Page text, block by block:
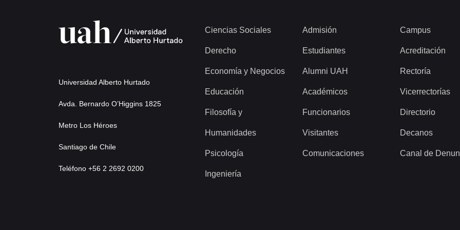
Universidad Alberto Hurtado
Avda. Bernardo O’Higgins 1825
Metro Los Héroes
Santiago de Chile
Teléfono +56 2 2692 0200
Ciencias Sociales
Derecho
Economía y Negocios
Educación
Filosofía y
Humanidades
Psicología
Ingeniería
Admisión
Estudiantes
Alumni UAH
Académicos
Funcionarios
Visitantes
Comunicaciones
Campus
Acreditación
Rectoría
Vicerrectorías
Directorio
Decanos
Canal de